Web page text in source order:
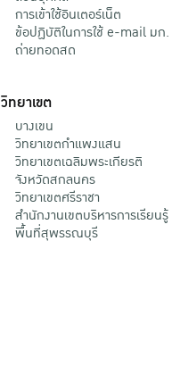
การเข้าใช้อินเตอร์เน็ต
ข้อปฏิบัติในการใช้ e-mail มก.
ถ่ายทอดสด
วิทยาเขต
บางเขน
วิทยาเขตกําแพงแสน
วิทยาเขตเฉลิมพระเกียรติ
จังหวัดสกลนคร
วิทยาเขตศรีราชา
สำนักงานเขตบริหารการเรียนรู้
พื้นที่สุพรรณบุรี